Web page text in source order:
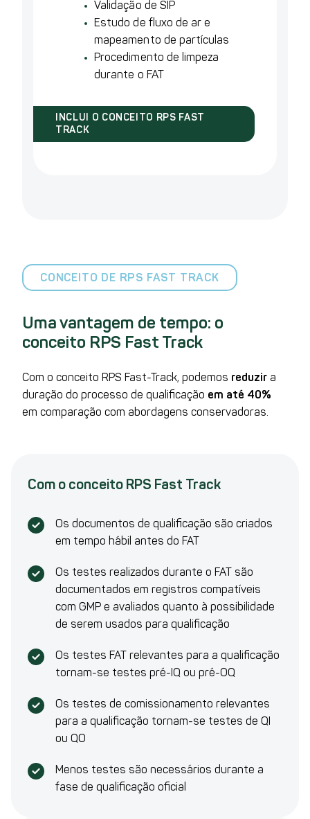
Validação de SIP
Estudo de fluxo de ar e
mapeamento de partículas
Procedimento de limpeza
durante o FAT
INCLUI O CONCEITO RPS FAST
TRACK
CONCEITO DE RPS FAST TRACK
Uma vantagem de tempo: o
conceito RPS Fast Track
Com o conceito RPS Fast-Track, podemos reduzir a
duração do processo de qualificação em até 40%
em comparação com abordagens conservadoras.
Com o conceito RPS Fast Track
Os documentos de qualificação são criados
em tempo hábil antes do FAT
Os testes realizados durante o FAT são
documentados em registros compatíveis
com GMP e avaliados quanto à possibilidade
de serem usados para qualificação
Os testes FAT relevantes para a qualificação
tornam-se testes pré-IQ ou pré-OQ
Os testes de comissionamento relevantes
para a qualificação tornam-se testes de QI
ou QO
Menos testes são necessários durante a
fase de qualificação oficial